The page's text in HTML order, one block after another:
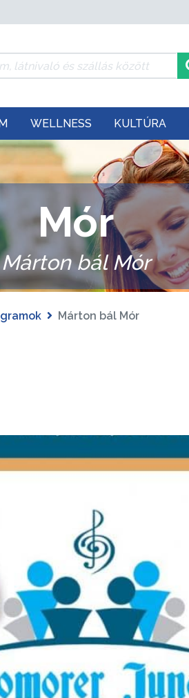
WELLNESS KULTÚRA
Mór
Márton bál Mór
Márton bál Mór